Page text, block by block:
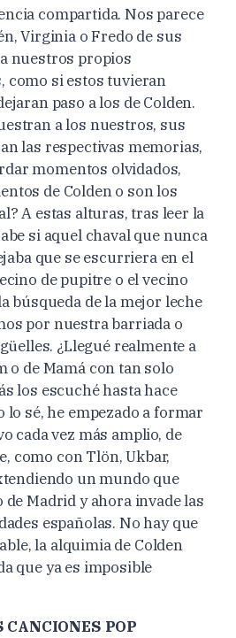
compartida. Nos parece
Virginia o Fredo de sus
nuestros propios
como si estos tuvieran
paso a los de Colden.
a los nuestros, sus
las respectivas memorias,
momentos olvidados,
de Colden o son los
A estas alturas, tras leer la
si aquel chaval que nunca
que se escurriera en el
de pupitre o el vecino
búsqueda de la mejor leche
por nuestra barriada o
¿Llegué realmente a
o de Mamá con tan solo
los escuché hasta hace
lo sé, he empezado a formar
cada vez más amplio, de
como con Tlön, Ukbar,
un mundo que
Madrid y ahora invade las
españolas. No hay que
la alquimia de Colden
que ya es imposible
CANCIONES POP